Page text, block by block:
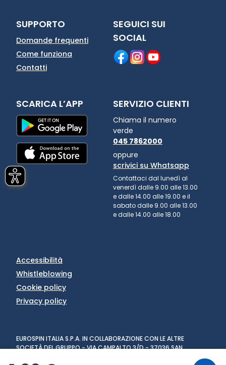
SUPPORTO
Domande frequenti
Come funziona
Contatti
SEGUICI SUI
SOCIAL
SCARICA L’APP SERVIZIO CLIENTI
Chiama il numero
verde
045 7862000
oppure
scrivici su Whatsapp
Contattaci dal lunedì al
venerdì dalle 9.00 alle 13.00
e dalle 14.00 alle 19.00 e il
sabato dalle 9.00 alle 13.00
e dalle 14.00 alle 18.00
Accessibilità
Whistleblowing
Cookie policy
Privacy policy
EUROSPIN ITALIA S.P.A. IN COLLABORAZIONE CON LE ALTRE
SOCIETÀ DEL GRUPPO - VIA CAMPALTO 3/D - 37036 SAN
MARTINO BUON ALBERGO (VR) - FAX +39 045 8782333 - PARTITA